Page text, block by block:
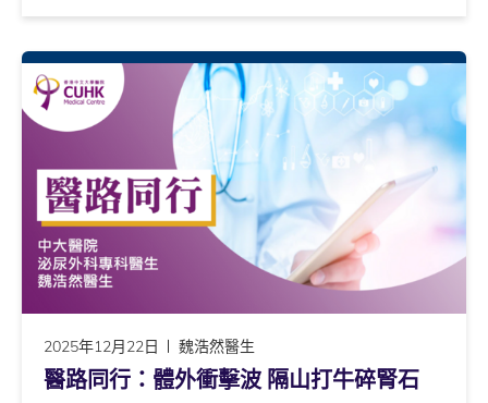
2025年12月22日 魏浩然醫生
醫路同行：體外衝擊波 隔山打牛碎腎石